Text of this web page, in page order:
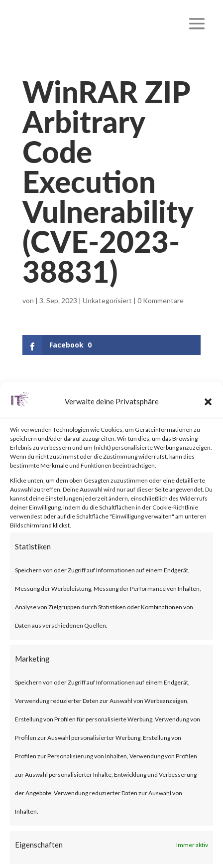
Verwalte deine Privatsphäre
Wir verwenden Technologien wie Cookies, um Geräteinformationen zu
speichern und/oder darauf zuzugreifen. Wir tun dies, um das Browsing-
Erlebnis zu verbessern und um (nicht) personalisierte Werbung anzuzeigen.
Wenn du nicht zustimmst oder die Zustimmung widerrufst, kann dies
bestimmte Merkmale und Funktionen beeinträchtigen.
Klicke unten, um dem oben Gesagten zuzustimmen oder eine detaillierte
Auswahl zu treffen. Deine Auswahl wird nur auf dieser Seite angewendet. Du
kannst deine Einstellungen jederzeit ändern, einschließlich des Widerrufs
deiner Einwilligung, indem du die Schaltflächen in der Cookie-Richtlinie
verwendest oder auf die Schaltfläche "Einwilligung verwalten" am unteren
Bildschirmrand klickst.
Statistiken
Speichern von oder Zugriff auf Informationen auf einem Endgerät,
Messung der Werbeleistung, Messung der Performance von Inhalten,
Analyse von Zielgruppen durch Statistiken oder Kombinationen von
Daten aus verschiedenen Quellen.
Marketing
Speichern von oder Zugriff auf Informationen auf einem Endgerät,
Verwendung reduzierter Daten zur Auswahl von Werbeanzeigen,
Erstellung von Profilen für personalisierte Werbung, Verwendung von
Profilen zur Auswahl personalisierter Werbung, Erstellung von
Profilen zur Personalisierung von Inhalten, Verwendung von Profilen
zur Auswahl personalisierter Inhalte, Entwicklung und Verbesserung
der Angebote, Verwendung reduzierter Daten zur Auswahl von
Inhalten.
Eigenschaften Immer aktiv
WinRAR ZIP
Arbitrary
Code
Execution
Vulnerability
(CVE-2023-
38831)
von | 3. Sep. 2023 | Unkategorisiert | 0 Kommentare
Facebook 0
What is WinRAR?
for file
compression/decompression
and archive management.
What is the Attack?
vulnerability that affects
WinRAR before version 6.23.
The vulnerability allows threat
actors to create a zip file that
the same filename. Opening
(some refer to this as “viewing”)
the file launches a malicious
script in the folder.
Why is this Significant?
This is significant because
WinRAR is widely used and CVE-
exploited as a 0-day in April